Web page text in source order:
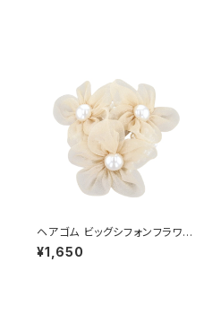
ヘアゴム ビッグシフォンフラワー
×パール HHG1095-BE（ベー
ジュ）
¥1,650